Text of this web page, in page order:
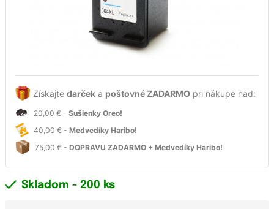
Získajte darček a poštovné ZADARMO pri nákupe nad:
20,00 € - Sušienky Oreo!
40,00 € - Medvedíky Haribo!
75,00 € - DOPRAVU ZADARMO + Medvedíky Haribo!
Skladom - 200 ks